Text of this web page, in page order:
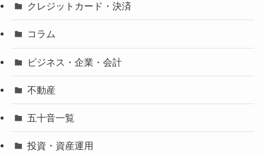
クレジットカード・決済
コラム
ビジネス・企業・会計
不動産
五十音一覧
投資・資産運用